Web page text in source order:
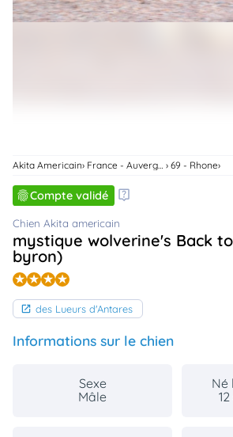
Akita Americain 69 - Rhone
Compte validé
Chien Akita americain
mystique wolverine's Back
byron)
des Lueurs d'Antares
Informations sur le chien
Sexe
Mâle
Né